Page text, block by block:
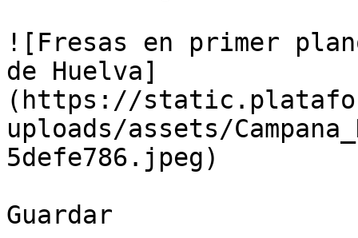
![Fresas en primer
de Huelva]
(https://
uploads/assets/
5defe786.jpeg)
Guardar